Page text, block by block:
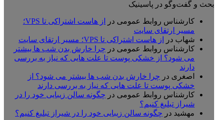
بحث و گفت‌وگو در پاسینیک
کارشناس روابط عمومی در
از هاست اشتراکی تا VPS؛
مسیر ارتقای سایت
شهاب در
از هاست اشتراکی تا VPS؛ مسیر ارتقای سایت
کارشناس روابط عمومی در چرا خارش بدن شب ها بیشتر
می شود؟ از خشکی پوست تا علت هایی که نیاز به بررسی
دارند
اصغری در چرا خارش بدن شب ها بیشتر می شود؟ از
خشکی پوست تا علت هایی که نیاز به بررسی دارند
کارشناس روابط عمومی در چگونه سالن زیبایی خود را در
شیراز تبلیغ کنیم؟
مهشید در چگونه سالن زیبایی خود را در شیراز تبلیغ کنیم؟